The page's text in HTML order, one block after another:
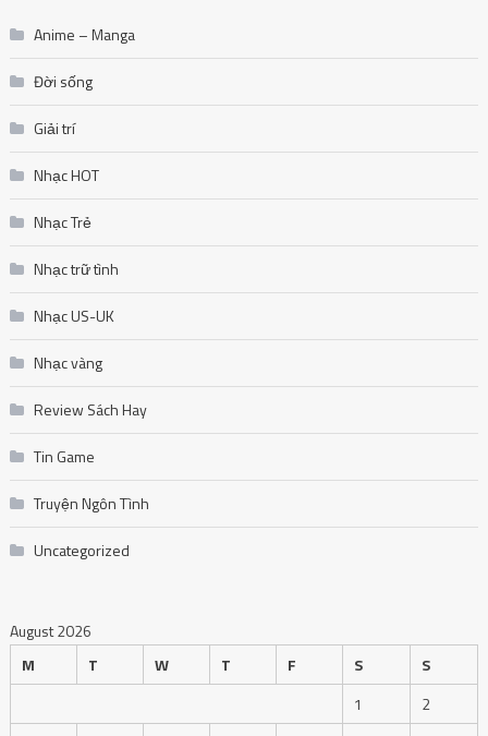
Anime – Manga
Đời sống
Giải trí
Nhạc HOT
Nhạc Trẻ
Nhạc trữ tình
Nhạc US-UK
Nhạc vàng
Review Sách Hay
Tin Game
Truyện Ngôn Tình
Uncategorized
August 2026
M
T W T F S
S
1
2